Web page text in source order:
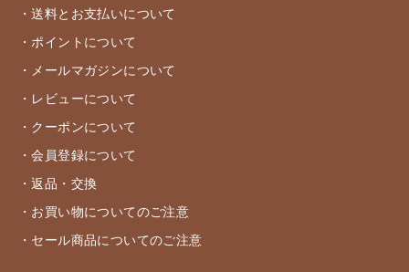
・送料とお支払いについて
・ポイントについて
・メールマガジンについて
・レビューについて
・クーポンについて
・会員登録について
・返品・交換
・お買い物についてのご注意
・セール商品についてのご注意